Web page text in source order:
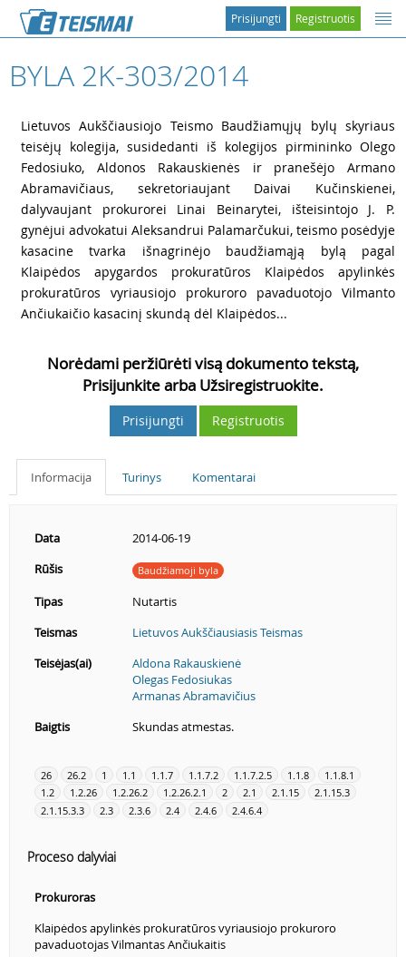
Registruotis
Prisijungti
BYLA 2K-303/2014
Lietuvos Aukščiausiojo Teismo Baudžiamųjų bylų skyriaus
teisėjų kolegija, susidedanti iš kolegijos pirmininko Olego
Fedosiuko, Aldonos Rakauskienės ir pranešėjo Armano
Abramavičiaus, sekretoriaujant Daivai Kučinskienei,
dalyvaujant prokurorei Linai Beinarytei, išteisintojo J. P.
gynėjui advokatui Aleksandrui Palamarčukui, teismo posėdyje
kasacine tvarka išnagrinėjo baudžiamąją bylą pagal
Klaipėdos apygardos prokuratūros Klaipėdos apylinkės
prokuratūros vyriausiojo prokuroro pavaduotojo Vilmanto
Ančiukaičio kasacinį skundą dėl Klaipėdos...
Norėdami peržiūrėti visą dokumento tekstą,
Prisijunkite arba Užsiregistruokite.
Prisijungti Registruotis
Informacija Turinys Komentarai
Data
2014-06-19
Rūšis
Baudžiamoji byla
Tipas
Nutartis
Teismas
Lietuvos Aukščiausiasis Teismas
Teisėjas(ai)
Aldona Rakauskienė
Olegas Fedosiukas
Armanas Abramavičius
Baigtis
Skundas atmestas.
26 26.2 1 1.1 1.1.7 1.1.7.2 1.1.7.2.5 1.1.8
1.1.8.1
1.2
1.2.26 1.2.26.2 1.2.26.2.1 2 2.1 2.1.15
2.1.15.3
2.1.15.3.3
2.3 2.3.6 2.4 2.4.6 2.4.6.4
Proceso dalyviai
Prokuroras
Klaipėdos apylinkės prokuratūros vyriausiojo prokuroro
pavaduotojas Vilmantas Ančiukaitis